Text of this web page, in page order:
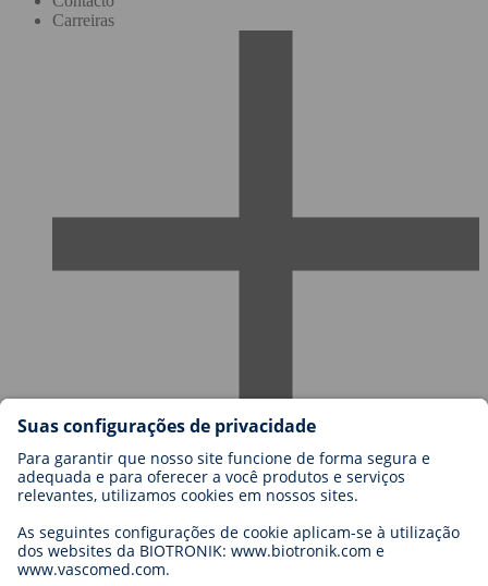
Carreiras
Carreiras na BIOTRONIK
Níveis de carreira
Candidatura
Oportunidades de carreira